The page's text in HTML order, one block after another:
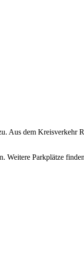
dem Kreisverkehr
Parkplätze